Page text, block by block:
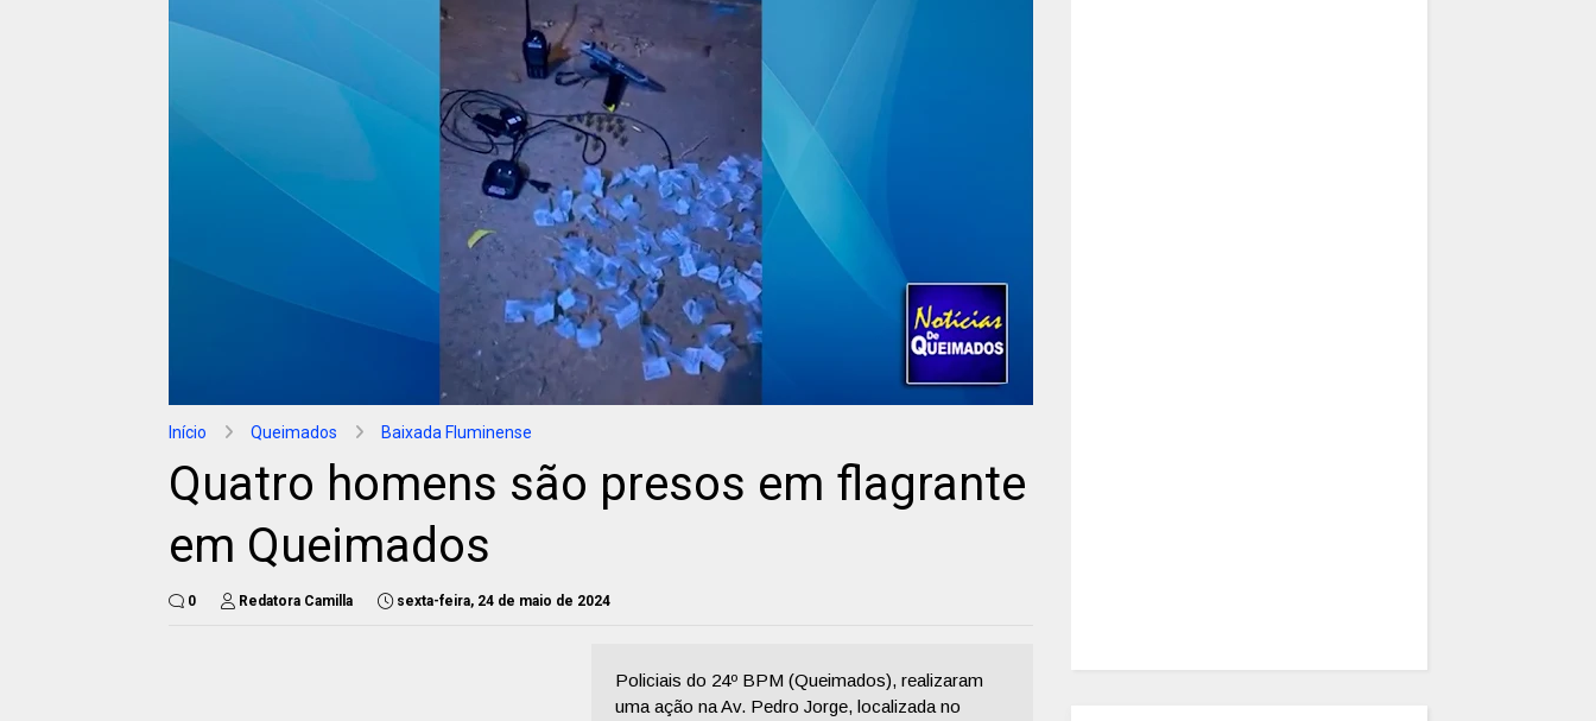
Início Queimados Baixada Fluminense
Quatro homens são presos em flagrante
em Queimados
0 Redatora Camilla sexta-feira, 24 de maio de 2024
Policiais do 24º BPM (Queimados), realizaram
uma ação na Av. Pedro Jorge, localizada no